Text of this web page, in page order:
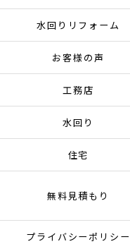
水回りリフォーム
お客様の声
工務店
水回り
住宅
無料見積もり
プライバシーポリシー